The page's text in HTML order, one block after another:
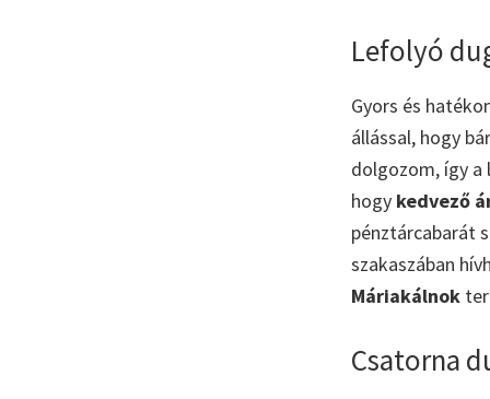
Lefolyó
Gyors és
állással, hogy
dolgozom, így a
hogy kedvező
pénztárcabarát
szakaszában
Máriakálnok
Csatorna